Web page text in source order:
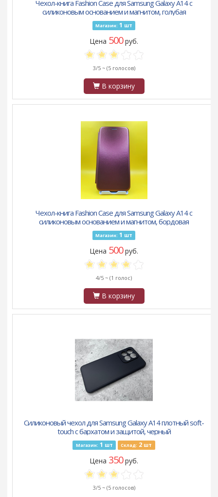
Чехол-книга Fashion Case для Samsung Galaxy A14 с
силиконовым основанием и магнитом, голубая
Магазин: 1 шт
Цена 500руб.
3/5 ~ (5 голосов)
В корзину
Чехол-книга Fashion Case для Samsung Galaxy A14 с
силиконовым основанием и магнитом, бордовая
Магазин: 1 шт
Цена 500руб.
4/5 ~ (1 голос)
В корзину
Силиконовый чехол для Samsung Galaxy A14 плотный soft-
touch с бархатом и защитой, черный
Магазин: 1 шт Склад: 2 шт
Цена 350руб.
3/5 ~ (5 голосов)